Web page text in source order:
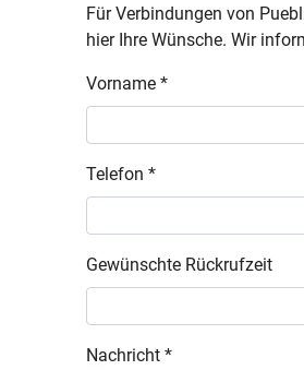
Für Verbindungen von
hier Ihre Wünsche. Wir
Vorname *
Telefon *
Gewünschte Rückrufzeit
Nachricht *